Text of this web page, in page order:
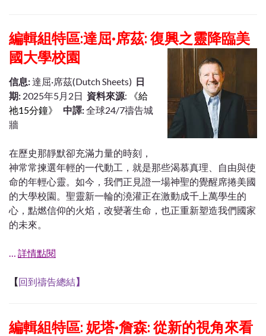
編輯組特區:達屈·席茲: 復興之靈降臨美
國大學校園
信息:達屈·席茲(Dutch Sheets) 日
期: 2025年5月2日 資料來源:
《給
祂15分鐘》
中譯:全球24/7禱告城
牆
在歷史那靜默卻充滿力量的時刻，
神常常揀選年輕的一代動工，就是那些渴慕真理、自由與使
命的年輕心靈。如今，我們正見證一場神聖的覺醒席捲美國
的大學校園。聖靈新一輪的澆灌正在激動成千上萬學生的
心，點燃信仰的火焰，改變著生命，也正重新塑造我們國家
的未來。
詳情點閱
【回到禱告總結】
編輯組特區: 妮塔·詹森: 從新的視角來看